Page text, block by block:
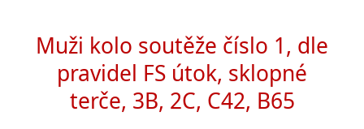
Muži kolo soutěže číslo 1, dle
pravidel FS útok, sklopné
terče, 3B, 2C, C42, B65